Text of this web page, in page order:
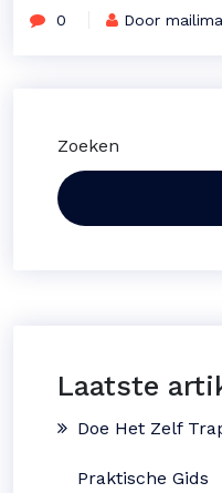
0 Door
Zoeken
Laatste
Doe Het Zelf
Praktische Gids